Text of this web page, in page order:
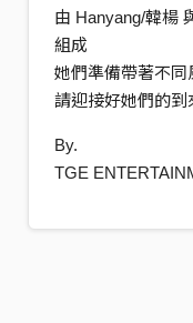
由 Hanyang/韓楊
組成
她們準備帶著不
請迎接好她們的到
By.
TGE